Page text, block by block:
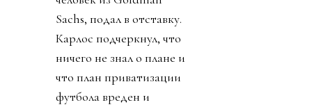
Sachs, подал в отставку.
Карлос подчеркнул, что
ничего не знал о плане и
что план приватизации
футбола вреден и